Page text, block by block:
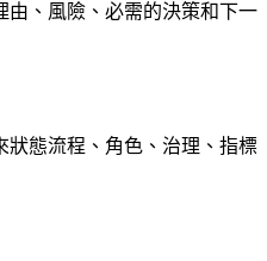
由、風險、必需的決策和下一
狀態流程、角色、治理、指標